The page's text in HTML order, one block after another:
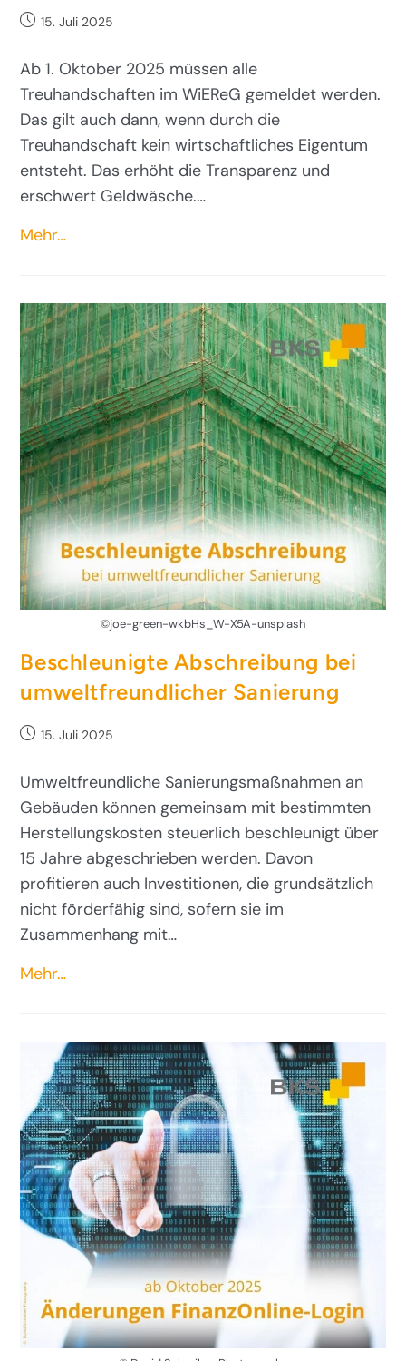
15. Juli 2025
Ab 1. Oktober 2025 müssen alle
Treuhandschaften im WiEReG gemeldet werden.
Das gilt auch dann, wenn durch die
Treuhandschaft kein wirtschaftliches Eigentum
entsteht. Das erhöht die Transparenz und
erschwert Geldwäsche.…
Mehr…
©joe-green-wkbHs_W-X5A-unsplash
Beschleunigte Abschreibung bei
umweltfreundlicher Sanierung
15. Juli 2025
Umweltfreundliche Sanierungsmaßnahmen an
Gebäuden können gemeinsam mit bestimmten
Herstellungskosten steuerlich beschleunigt über
15 Jahre abgeschrieben werden. Davon
profitieren auch Investitionen, die grundsätzlich
nicht förderfähig sind, sofern sie im
Zusammenhang mit…
Mehr…